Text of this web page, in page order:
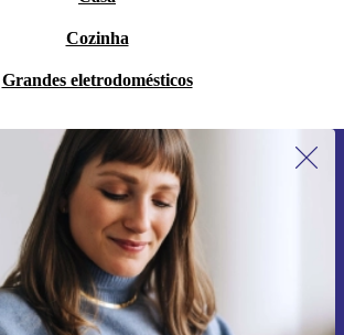
Cozinha
Grandes eletrodomésticos
Subscreve a nossa newsletter pela
primeira vez e poupa 15€!
Não percas mais nenhuma oferta.